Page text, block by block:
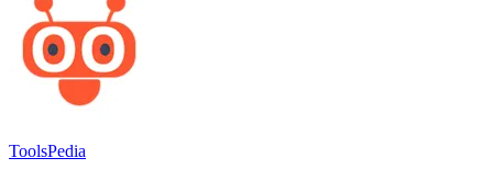
ToolsPedia